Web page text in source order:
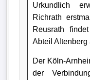
Urkundlich
Richrath
Reusrath
Abteil Altenberg
Der Köln-
der